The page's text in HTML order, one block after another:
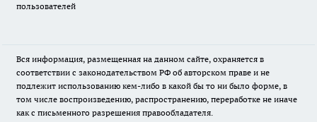
пользователей
Вся информация, размещенная на данном сайте, охраняется в
соответствии с законодательством РФ об авторском праве и не
подлежит использованию кем-либо в какой бы то ни было форме, в
том числе воспроизведению, распространению, переработке не иначе
как с письменного разрешения правообладателя.